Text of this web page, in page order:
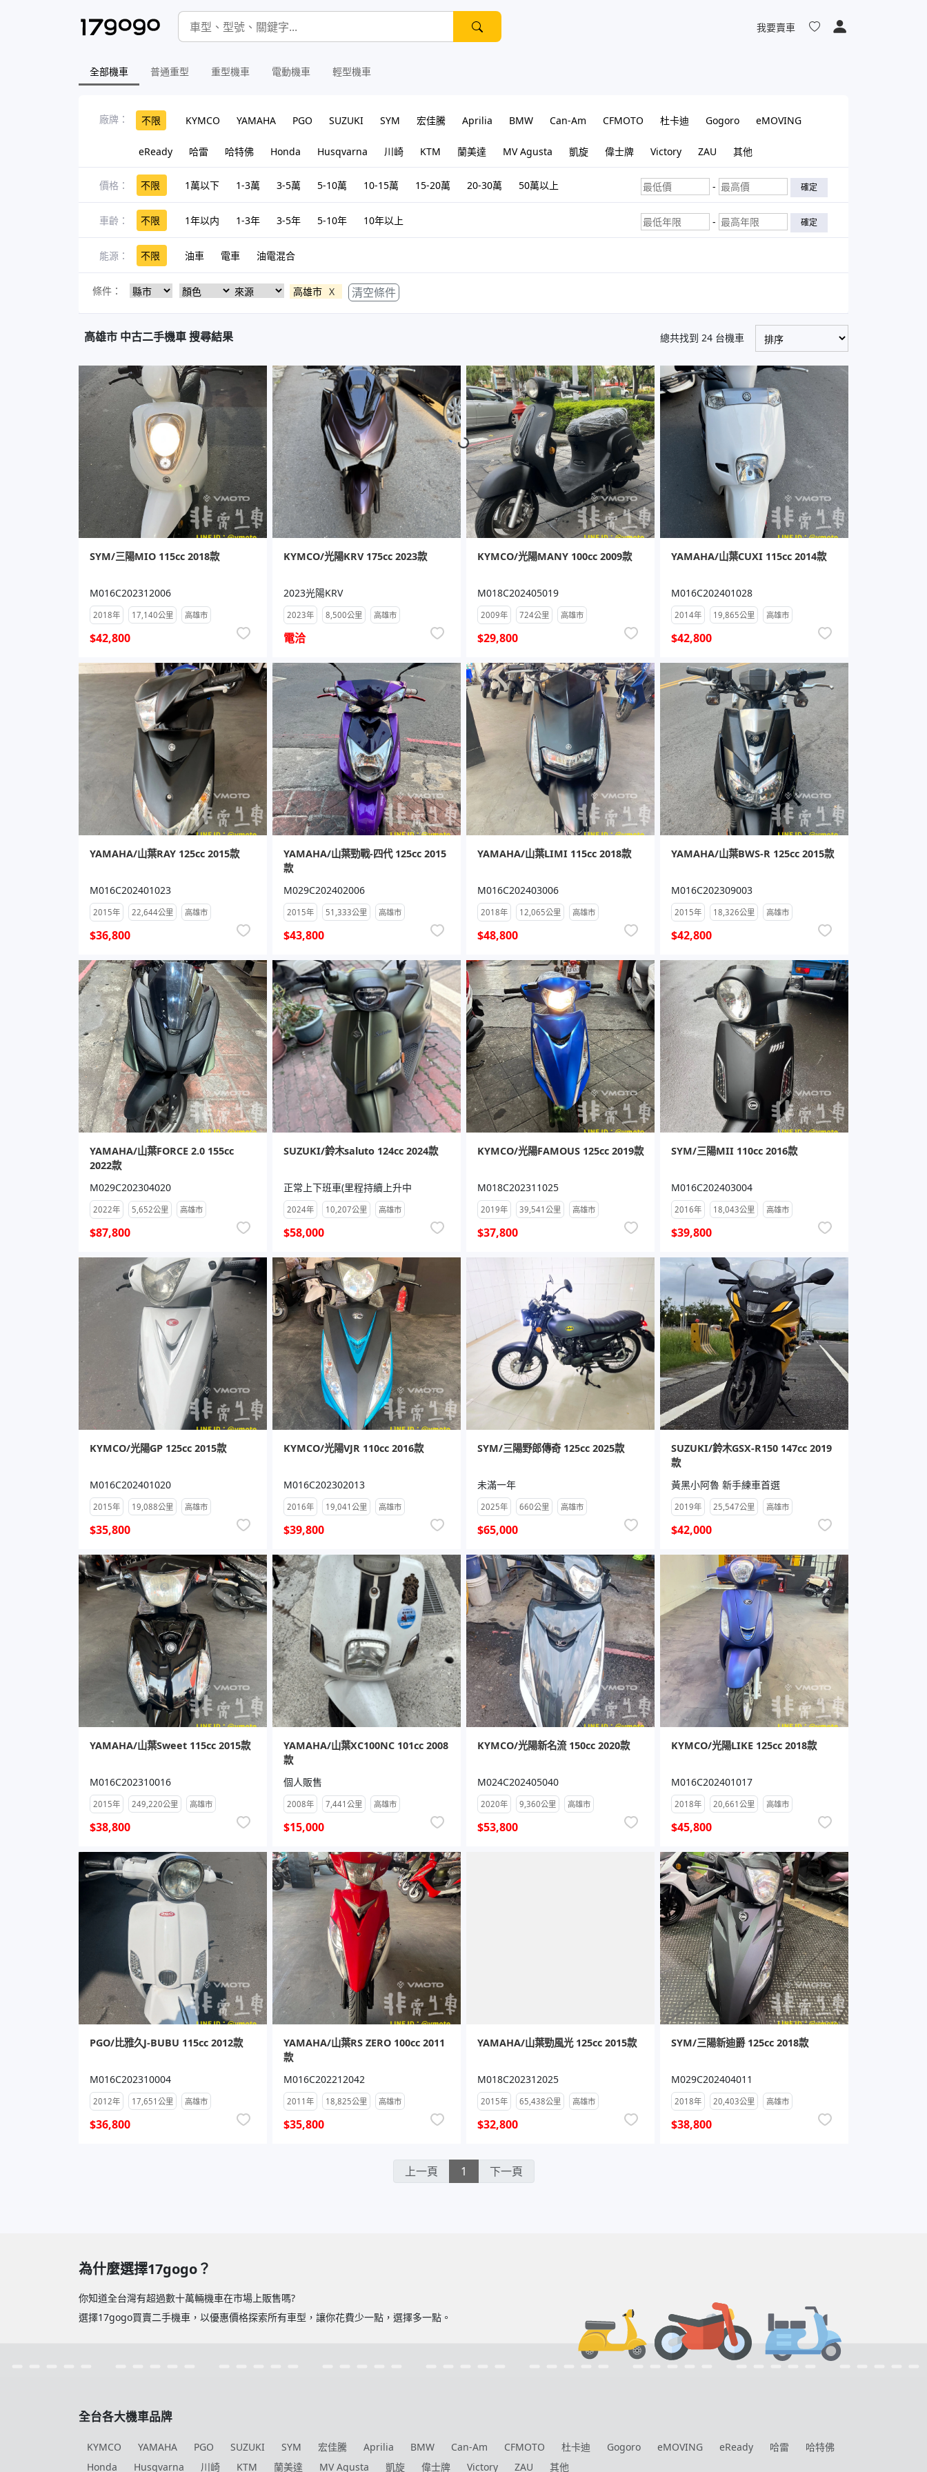
我要賣車
全部機車 普通重型 重型機車 電動機車 輕型機車
廠牌： 不限 KYMCO YAMAHA PGO SUZUKI SYM 宏佳騰 Aprilia BMW Can-Am CFMOTO 杜卡迪 Gogoro eMOVING
eReady 哈雷 哈特佛 Honda Husqvarna 川崎 KTM 蘭美達 MV Agusta 凱旋 偉士牌 Victory ZAU 其他
價格： 不限 1萬以下 1-3萬 3-5萬 5-10萬 10-15萬 15-20萬 20-30萬 50萬以上 - 確定
車齡： 不限 1年以内 1-3年 3-5年 5-10年 10年以上 - 確定
能源： 不限 油車 電車 油電混合
條件： 高雄市 X 清空條件
高雄市 中古二手機車 搜尋結果 總共找到 24 台機車
Loading...
SYM/三陽MIO 115cc 2018款
M016C202312006
2018年 17,140公里 高雄市
$42,800
KYMCO/光陽KRV 175cc 2023款
2023光陽KRV
2023年 8,500公里 高雄市
電洽
KYMCO/光陽MANY 100cc 2009款
M018C202405019
2009年 724公里 高雄市
$29,800
YAMAHA/山葉CUXI 115cc 2014款
M016C202401028
2014年 19,865公里 高雄市
$42,800
YAMAHA/山葉RAY 125cc 2015款
M016C202401023
2015年 22,644公里 高雄市
$36,800
YAMAHA/山葉勁戰-四代 125cc 2015
款
M029C202402006
2015年 51,333公里 高雄市
$43,800
YAMAHA/山葉LIMI 115cc 2018款
M016C202403006
2018年 12,065公里 高雄市
$48,800
YAMAHA/山葉BWS-R 125cc 2015款
M016C202309003
2015年 18,326公里 高雄市
$42,800
YAMAHA/山葉FORCE 2.0 155cc
2022款
M029C202304020
2022年 5,652公里 高雄市
$87,800
SUZUKI/鈴木saluto 124cc 2024款
正常上下班車(里程持續上升中
2024年 10,207公里 高雄市
$58,000
KYMCO/光陽FAMOUS 125cc 2019款
M018C202311025
2019年 39,541公里 高雄市
$37,800
SYM/三陽MII 110cc 2016款
M016C202403004
2016年 18,043公里 高雄市
$39,800
KYMCO/光陽GP 125cc 2015款
M016C202401020
2015年 19,088公里 高雄市
$35,800
KYMCO/光陽VJR 110cc 2016款
M016C202302013
2016年 19,041公里 高雄市
$39,800
SYM/三陽野郎傳奇 125cc 2025款
未滿一年
2025年 660公里 高雄市
$65,000
SUZUKI/鈴木GSX-R150 147cc 2019
款
黃黑小阿魯 新手練車首選
2019年 25,547公里 高雄市
$42,000
YAMAHA/山葉Sweet 115cc 2015款
M016C202310016
2015年 249,220公里 高雄市
$38,800
YAMAHA/山葉XC100NC 101cc 2008
款
個人販售
2008年 7,441公里 高雄市
$15,000
KYMCO/光陽新名流 150cc 2020款
M024C202405040
2020年 9,360公里 高雄市
$53,800
KYMCO/光陽LIKE 125cc 2018款
M016C202401017
2018年 20,661公里 高雄市
$45,800
PGO/比雅久J-BUBU 115cc 2012款
M016C202310004
2012年 17,651公里 高雄市
$36,800
YAMAHA/山葉RS ZERO 100cc 2011
款
M016C202212042
2011年 18,825公里 高雄市
$35,800
YAMAHA/山葉勁風光 125cc 2015款
M018C202312025
2015年 65,438公里 高雄市
$32,800
SYM/三陽新迪爵 125cc 2018款
M029C202404011
2018年 20,403公里 高雄市
$38,800
上一頁 1 下一頁
為什麼選擇17gogo？
你知道全台灣有超過數十萬輛機車在市場上販售嗎?
選擇17gogo買賣二手機車，以優惠價格探索所有車型，讓你花費少一點，選擇多一點。
全台各大機車品牌
KYMCO YAMAHA PGO SUZUKI SYM 宏佳騰 Aprilia BMW Can-Am CFMOTO 杜卡迪 Gogoro eMOVING eReady 哈雷
哈特佛
Honda
Husqvarna 川崎 KTM 蘭美達 MV Agusta 凱旋 偉士牌 Victory ZAU 其他